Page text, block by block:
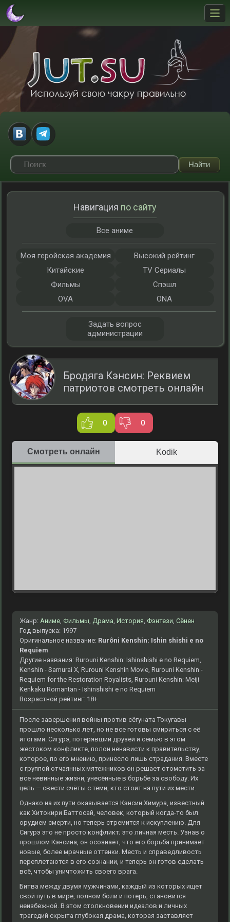
Бродяга Кэнсин: Реквием
патриотов смотреть онлайн
0 0
Смотреть онлайн Kodik
Жанр: Аниме, Фильмы, Драма, История, Фэнтези, Сёнен
Год выпуска: 1997
Оригинальное название: Rurôni Kenshin: Ishin shishi e no
Requiem
Другие названия: Rurouni Kenshin: Ishinshishi e no Requiem,
Kenshin - Samurai X, Rurouni Kenshin Movie, Rurouni Kenshin -
Requiem for the Restoration Royalists, Rurouni Kenshin: Meiji
Kenkaku Romantan - Ishinshishi e no Requiem
Возрастной рейтинг: 18+
После завершения войны против сёгуната Токугавы
прошло несколько лет, но не все готовы смириться с её
итогами. Сигурэ, потерявший друзей и семью в этом
жестоком конфликте, полон ненависти к правительству,
которое, по его мнению, принесло лишь страдания. Вместе
с группой отчаянных мятежников он решает отомстить за
все невинные жизни, унесённые в борьбе за свободу. Их
цель — свести счёты с теми, кто стоит на пути их мести.
Однако на их пути оказывается Кэнсин Химура, известный
как Хитокири Баттосай, человек, который когда-то был
орудием смерти, но теперь стремится к искуплению. Для
Сигурэ это не просто конфликт; это личная месть. Узнав о
прошлом Кэнсина, он осознаёт, что его борьба принимает
новые, более мрачные оттенки. Месть и справедливость
переплетаются в его сознании, и теперь он готов сделать
всё, чтобы уничтожить своего врага.
Битва между двумя мужчинами, каждый из которых ищет
свой путь в мире, полном боли и потерь, становится
неизбежной. В этом столкновении идеалов и личных
трагедий скрыта глубокая драма, которая заставляет
Навигация по сайту
Все аниме
Моя геройская академия
Высокий рейтинг
Китайские
TV Сериалы
Фильмы
Спэшл
OVA
ONA
Задать вопрос
администрации